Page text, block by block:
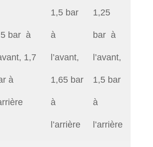
bar à
1,7
à
1,5 bar
à
l’avant,
1,65 bar
à
l’arrière
1,25
bar à
l’avant,
1,5 bar
à
l’arrière